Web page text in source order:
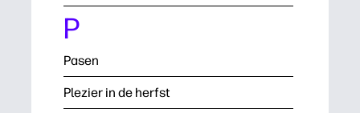
P
Pasen
Plezier in de herfst